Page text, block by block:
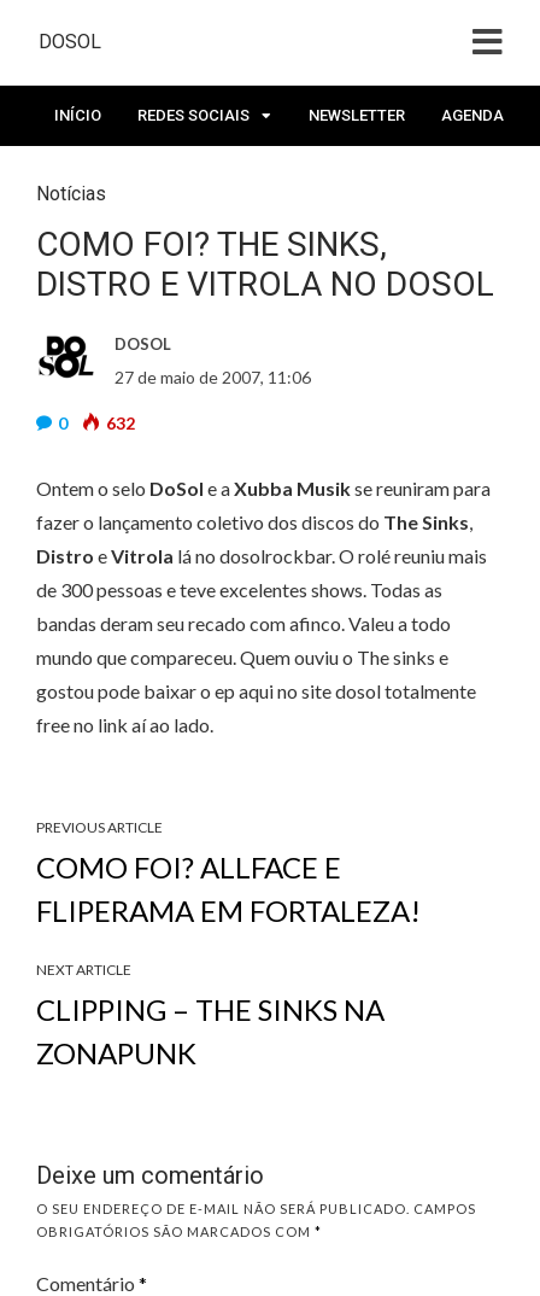
DOSOL
INÍCIO REDES SOCIAIS NEWSLETTER AGENDA
Notícias
COMO FOI? THE SINKS,
DISTRO E VITROLA NO DOSOL
DOSOL
27 de maio de 2007, 11:06
0 632
Ontem o selo DoSol e aXubba Musikse reuniram para
fazer o lançamento coletivo dos discos do The Sinks,
Distro eVitrola lá no dosolrockbar. O rolé reuniu mais
de 300 pessoas e teve excelentes shows. Todas as
bandas deram seu recado com afinco. Valeu a todo
mundo que compareceu. Quem ouviu o The sinks e
gostou pode baixar o ep aqui no site dosol totalmente
free no link aí ao lado.
PREVIOUS ARTICLE
COMO FOI? ALLFACE E
FLIPERAMA EM FORTALEZA!
NEXT ARTICLE
CLIPPING – THE SINKS NA
ZONAPUNK
Deixe um comentário
O SEU ENDEREÇO DE E-MAIL NÃO SERÁ PUBLICADO.
CAMPOS
OBRIGATÓRIOS SÃO MARCADOS COM *
Comentário *